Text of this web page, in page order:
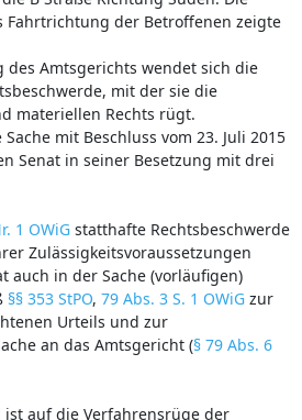
Fahrtrichtung der Betroffenen zeigte
des Amtsgerichts wendet sich die
mit der sie die
materiellen Rechts rügt.
mit Beschluss vom 23. Juli 2015
Senat in seiner Besetzung mit drei
1 OWiGstatthafte Rechtsbeschwerde
Zulässigkeitsvoraussetzungen
auch in der Sache (vorläufigen)
§§ 353 StPO, 79 Abs. 3 S. 1 OWiGzur
Urteils und zur
an das Amtsgericht (§ 79 Abs. 6
ist auf die Verfahrensrüge der